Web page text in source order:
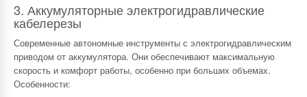
3. Аккумуляторные электрогидравлические
кабелерезы
Современные автономные инструменты с электрогидравлическим
приводом от аккумулятора. Они обеспечивают максимальную
скорость и комфорт работы, особенно при больших объемах.
Особенности: